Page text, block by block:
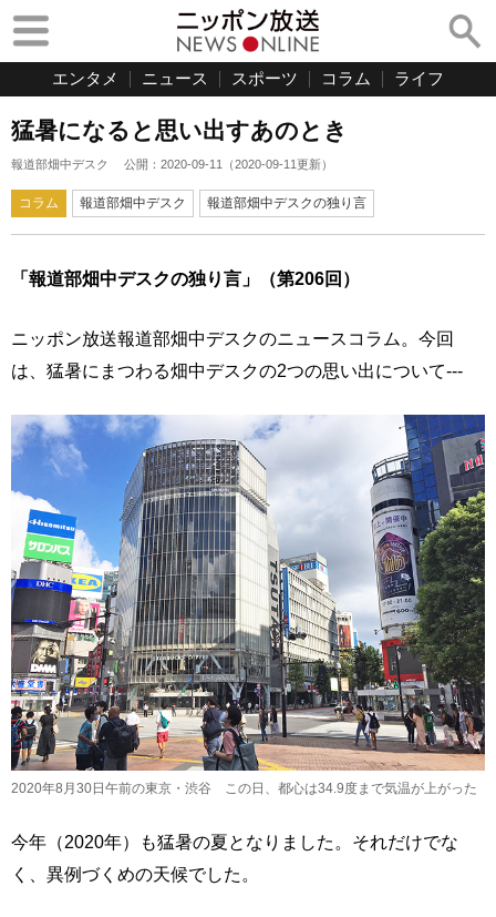
エンタメ ニュース スポーツ コラム ライフ
猛暑になると思い出すあのとき
報道部畑中デスク 公開： 2020-09-11 （2020-09-11更新）
コラム 報道部畑中デスク 報道部畑中デスクの独り言
「報道部畑中デスクの独り言」（第206回）
ニッポン放送報道部畑中デスクのニュースコラム。今回
は、猛暑にまつわる畑中デスクの2つの思い出について---
2020年8月30日午前の東京・渋谷 この日、都心は34.9度まで気温が上がった
今年（2020年）も猛暑の夏となりました。それだけでな
く、異例づくめの天候でした。